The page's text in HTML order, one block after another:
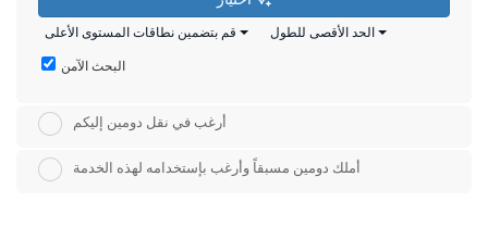
قم بتضمين نطاقات المستوى الأعلى
الحد الأقصى للطول
البحث الآمن
أرغب في نقل دومين إليكم
أملك دومين مسبقاً وأرغب بإستخدامه لهذه الخدمة